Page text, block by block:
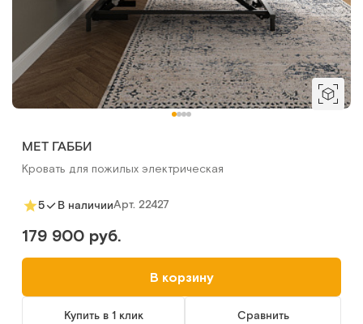
MET ГАББИ
Кровать для пожилых электрическая
5 В наличииАрт. 22427
179 900 руб.
В корзину
Купить в 1 клик Сравнить